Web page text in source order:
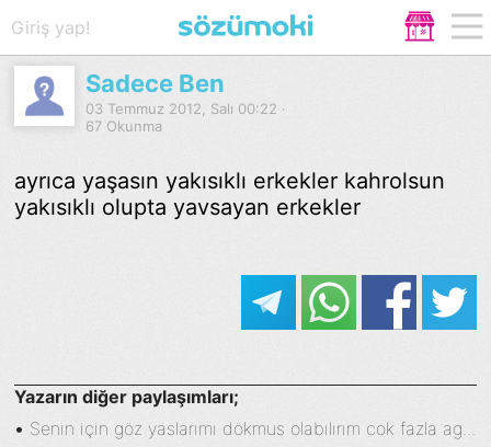
Giriş yap!
Sadece Ben
03 Temmuz 2012, Salı 00:22 ·
67 Okunma
ayrıca yaşasın yakısıklı erkekler kahrolsun
yakısıklı olupta yavsayan erkekler
Yazarın diğer paylaşımları;
• Senın için göz yaslarımı dökmus olabılırım cok fazla ag...